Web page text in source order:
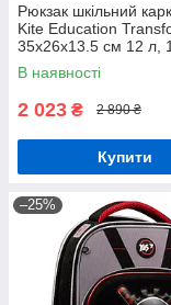
Рюкзак шкільний
Kite Education
35x26x13.5 см 12 л,
см (TF24-555S)
В наявності
2 023 ₴ 2 890 ₴
Купити
–25%